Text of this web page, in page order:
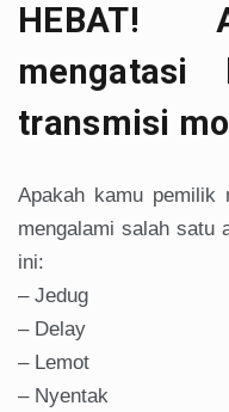
HEBAT!
mengatasi
transmisi
Apakah kamu pemilik
mengalami salah satu
ini:
– Jedug
– Delay
– Lemot
– Nyentak